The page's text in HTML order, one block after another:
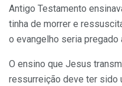
Antigo Testamento
tinha de morrer e
o evangelho seria pregado
O ensino que Jesus
ressurreição deve ter sido